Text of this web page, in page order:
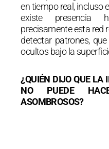
en tiempo real, incluso
existe presencia
precisamente esta red
detectar patrones,
ocultos bajo la
¿QUIÉN DIJO QUE LA
NO PUEDE
ASOMBROSOS?